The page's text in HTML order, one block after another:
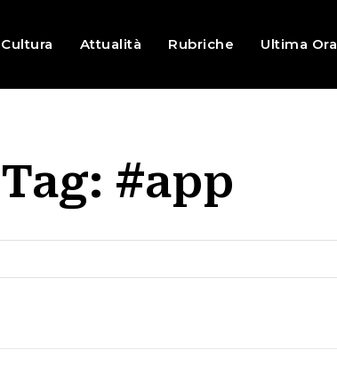
Cultura Attualità Rubriche Ultima Ora
Tag: #app